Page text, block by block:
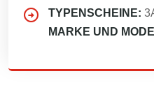
TYPENSCHEINE:
MARKE UND